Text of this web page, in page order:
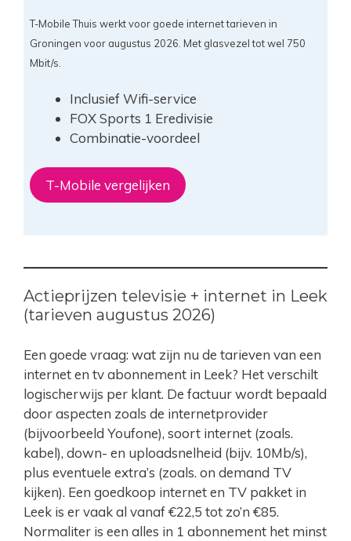
T-Mobile Thuis werkt voor goede internet tarieven in
Groningen voor augustus 2026. Met glasvezel tot wel 750
Mbit/s.
Inclusief Wifi-service
FOX Sports 1 Eredivisie
Combinatie-voordeel
T-Mobile vergelijken
Actieprijzen televisie + internet in Leek
(tarieven augustus 2026)
Een goede vraag: wat zijn nu de tarieven van een
internet en tv abonnement in Leek? Het verschilt
logischerwijs per klant. De factuur wordt bepaald
door aspecten zoals de internetprovider
(bijvoorbeeld Youfone), soort internet (zoals.
kabel), down- en uploadsnelheid (bijv. 10Mb/s),
plus eventuele extra’s (zoals. on demand TV
kijken). Een goedkoop internet en TV pakket in
Leek is er vaak al vanaf €22,5 tot zo’n €85.
Normaliter is een alles in 1 abonnement het minst